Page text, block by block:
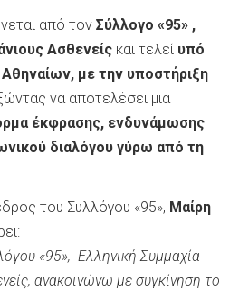
από τον Σύλλογο «95» ,
Ασθενείς και τελεί υπό
με την υποστήριξη
να αποτελέσει μια
έκφρασης, ενδυνάμωσης
διαλόγου γύρω από τη
του Συλλόγου «95», Μαίρη
«95», Ελληνική Συμμαχία
ανακοινώνω με συγκίνηση το